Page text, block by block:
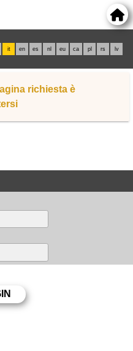
it en es nl eu ca pl rs lv
richiesta è